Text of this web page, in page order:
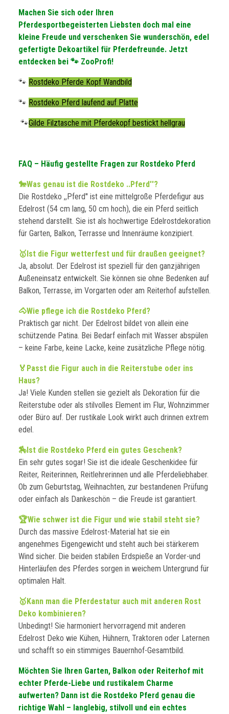
Machen Sie sich oder Ihren
Pferdesportbegeisterten Liebsten doch mal eine
kleine Freude und verschenken Sie wunderschön, edel
gefertigte Dekoartikel für Pferdefreunde. Jetzt
entdecken bei 🐾 ZooProfi!
🐾 Rostdeko Pferde Kopf Wandbild
🐾 Rostdeko Pferd laufend auf Platte
🐾Gilde Filztasche mit Pferdekopf bestickt hellgrau
FAQ – Häufig gestellte Fragen zur Rostdeko Pferd
🐎Was genau ist die Rostdeko ..Pferd''?
Die Rostdeko ,,Pferd'' ist eine mittelgroße Pferdefigur aus
Edelrost (54 cm lang, 50 cm hoch), die ein Pferd seitlich
stehend darstellt. Sie ist als hochwertige Edelrostdekoration
für Garten, Balkon, Terrasse und Innenräume konzipiert.
🥇Ist die Figur wetterfest und für draußen geeignet?
Ja, absolut. Der Edelrost ist speziell für den ganzjährigen
Außeneinsatz entwickelt. Sie können sie ohne Bedenken auf
Balkon, Terrasse, im Vorgarten oder am Reiterhof aufstellen.
🐴Wie pflege ich die Rostdeko Pferd?
Praktisch gar nicht. Der Edelrost bildet von allein eine
schützende Patina. Bei Bedarf einfach mit Wasser abspülen
– keine Farbe, keine Lacke, keine zusätzliche Pflege nötig.
🏅Passt die Figur auch in die Reiterstube oder ins
Haus?
Ja! Viele Kunden stellen sie gezielt als Dekoration für die
Reiterstube oder als stilvolles Element im Flur, Wohnzimmer
oder Büro auf. Der rustikale Look wirkt auch drinnen extrem
edel.
🏇Ist die Rostdeko Pferd ein gutes Geschenk?
Ein sehr gutes sogar! Sie ist die ideale Geschenkidee für
Reiter, Reiterinnen, Reitlehrerinnen und alle Pferdeliebhaber.
Ob zum Geburtstag, Weihnachten, zur bestandenen Prüfung
oder einfach als Dankeschön – die Freude ist garantiert.
🏆Wie schwer ist die Figur und wie stabil steht sie?
Durch das massive Edelrost-Material hat sie ein
angenehmes Eigengewicht und steht auch bei stärkerem
Wind sicher. Die beiden stabilen Erdspieße an Vorder-und
Hinterläufen des Pferdes sorgen in weichem Untergrund für
optimalen Halt.
🥇Kann man die Pferdestatur auch mit anderen Rost
Deko kombinieren?
Unbedingt! Sie harmoniert hervorragend mit anderen
Edelrost Deko wie Kühen, Hühnern, Traktoren oder Laternen
und schafft so ein stimmiges Bauernhof-Gesamtbild.
Möchten Sie Ihren Garten, Balkon oder Reiterhof mit
echter Pferde-Liebe und rustikalem Charme
aufwerten? Dann ist die Rostdeko Pferd genau die
richtige Wahl – langlebig, stilvoll und ein echtes